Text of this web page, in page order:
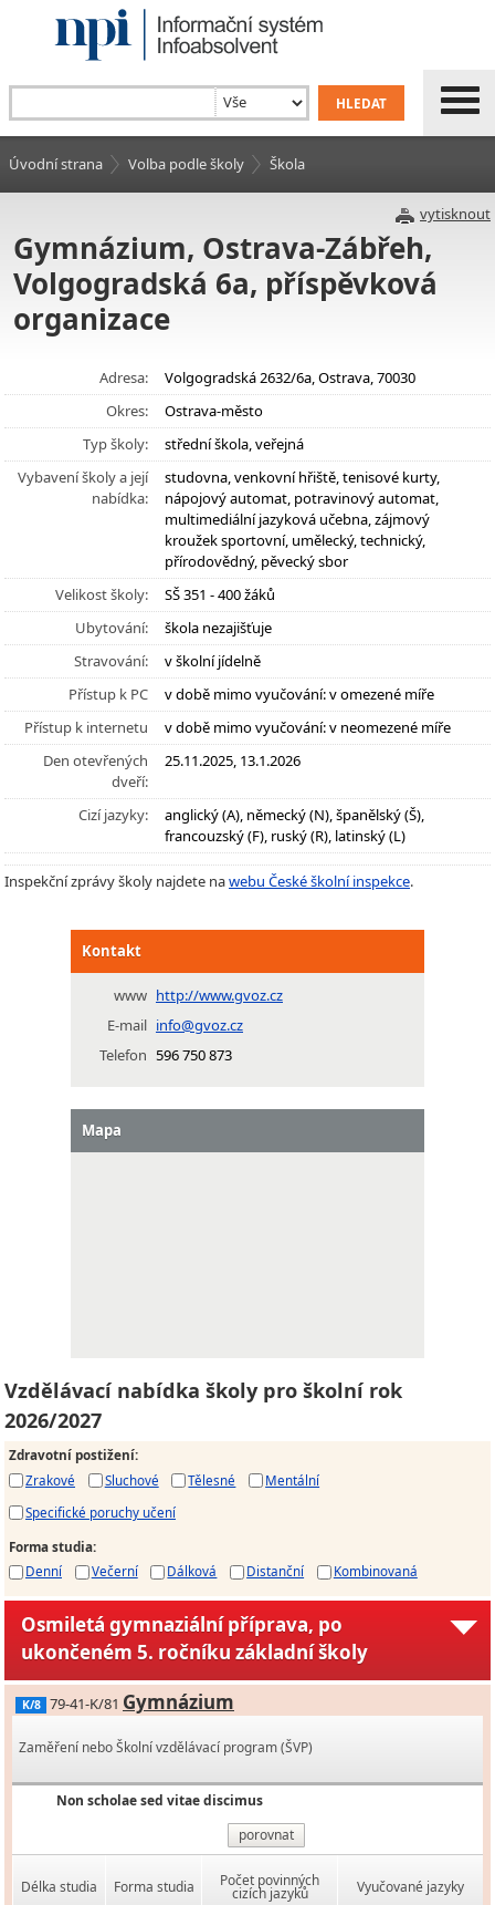
Úvodní strana Volba podle školy Škola
vytisknout
Gymnázium, Ostrava-Zábřeh,
Volgogradská 6a, příspěvková
organizace
Adresa:
Volgogradská 2632/6a, Ostrava, 70030
Okres:
Ostrava-město
Typ školy:
střední škola, veřejná
Vybavení školy a její
nabídka:
studovna, venkovní hřiště, tenisové kurty,
nápojový automat, potravinový automat,
multimediální jazyková učebna, zájmový
kroužek sportovní, umělecký, technický,
přírodovědný, pěvecký sbor
Velikost školy:
SŠ 351 - 400 žáků
Ubytování:
škola nezajišťuje
Stravování:
v školní jídelně
Přístup k PC
v době mimo vyučování: v omezené míře
Přístup k internetu
v době mimo vyučování: v neomezené míře
Den otevřených
dveří:
25.11.2025, 13.1.2026
Cizí jazyky:
anglický (A), německý (N), španělský (Š),
francouzský (F), ruský (R), latinský (L)
Inspekční zprávy školy najdete nawebu České školní inspekce.
Kontakt
www http://www.gvoz.cz
E-mail info@gvoz.cz
Telefon 596 750 873
Mapa
Vzdělávací nabídka školy pro školní rok
2026/2027
Zdravotní postižení:
Zrakové
Sluchové Tělesné
Mentální
Specifické poruchy učení
Forma studia:
Denní
Večerní Dálková Distanční Kombinovaná
Osmiletá gymnaziální příprava, po
ukončeném 5. ročníku základní školy
K/8 79-41-K/81 Gymnázium
Zaměření nebo Školní vzdělávací program (ŠVP)
Non scholae sed vitae discimus
porovnat
Délka studia Forma studia Počet povinných
cizích jazyků Vyučované jazyky